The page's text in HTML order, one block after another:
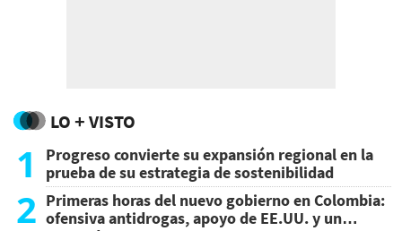
LO + VISTO
1
Progreso convierte su expansión regional en la
prueba de su estrategia de sostenibilidad
2 Primeras horas del nuevo gobierno en Colombia:
ofensiva antidrogas, apoyo de EE.UU. y un